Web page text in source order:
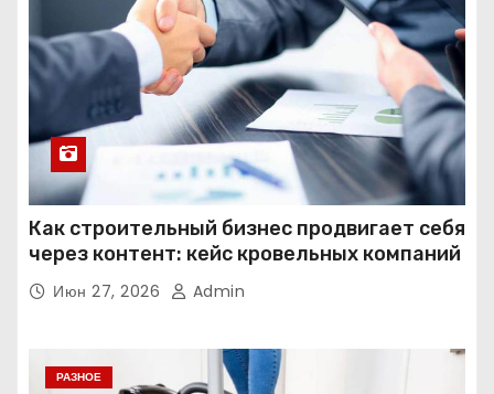
Как строительный бизнес продвигает себя
через контент: кейс кровельных компаний
Июн 27, 2026 Admin
РАЗНОЕ